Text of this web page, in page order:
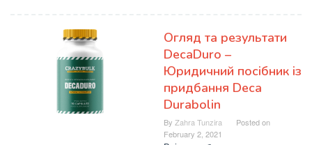
Огляд та результати
DecaDuro –
Юридичний посібник із
придбання Deca
Durabolin
By Zahra Tunzira
Posted on
February 2, 2021